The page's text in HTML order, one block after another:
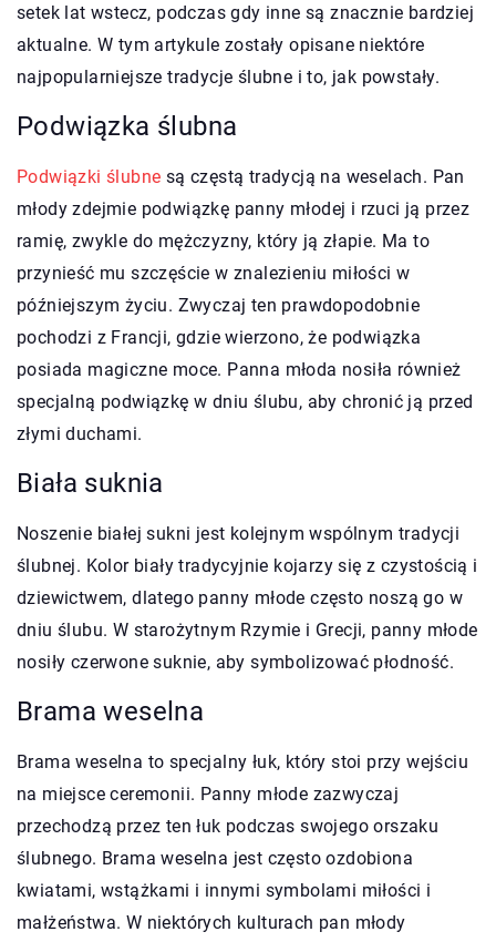
setek lat wstecz, podczas gdy inne są znacznie bardziej
aktualne. W tym artykule zostały opisane niektóre
najpopularniejsze tradycje ślubne i to, jak powstały.
Podwiązka ślubna
Podwiązki ślubne są częstą tradycją na weselach. Pan
młody zdejmie podwiązkę panny młodej i rzuci ją przez
ramię, zwykle do mężczyzny, który ją złapie. Ma to
przynieść mu szczęście w znalezieniu miłości w
późniejszym życiu. Zwyczaj ten prawdopodobnie
pochodzi z Francji, gdzie wierzono, że podwiązka
posiada magiczne moce. Panna młoda nosiła również
specjalną podwiązkę w dniu ślubu, aby chronić ją przed
złymi duchami.
Biała suknia
Noszenie białej sukni jest kolejnym wspólnym tradycji
ślubnej. Kolor biały tradycyjnie kojarzy się z czystością i
dziewictwem, dlatego panny młode często noszą go w
dniu ślubu. W starożytnym Rzymie i Grecji, panny młode
nosiły czerwone suknie, aby symbolizować płodność.
Brama weselna
Brama weselna to specjalny łuk, który stoi przy wejściu
na miejsce ceremonii. Panny młode zazwyczaj
przechodzą przez ten łuk podczas swojego orszaku
ślubnego. Brama weselna jest często ozdobiona
kwiatami, wstążkami i innymi symbolami miłości i
małżeństwa. W niektórych kulturach pan młody